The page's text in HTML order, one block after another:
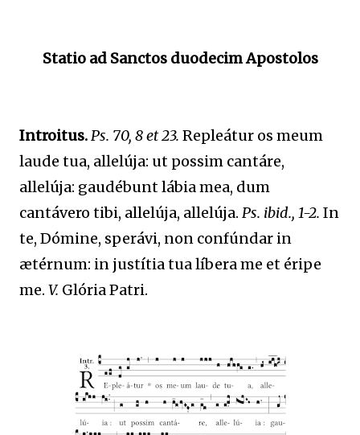
Statio ad Sanctos duodecim Apostolos
Introitus.Ps. 70, 8 et 23. Repleátur os meum
laude tua, allelúja: ut possim cantáre,
allelúja: gaudébunt lábia mea, dum
cantávero tibi, allelúja, allelúja. Ps. ibid., 1-2. In
te, Dómine, sperávi, non confúndar in
ætérnum: in justítia tua líbera me et éripe
me. V. Glória Patri.